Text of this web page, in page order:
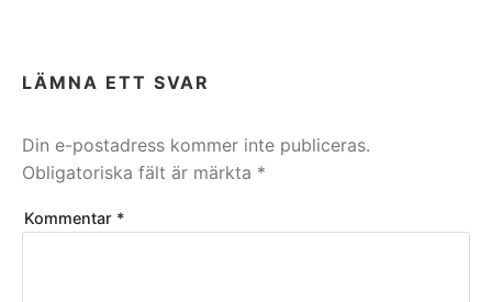
LÄMNA ETT SVAR
Din e-postadress kommer inte publiceras.
Obligatoriska fält är märkta *
Kommentar *